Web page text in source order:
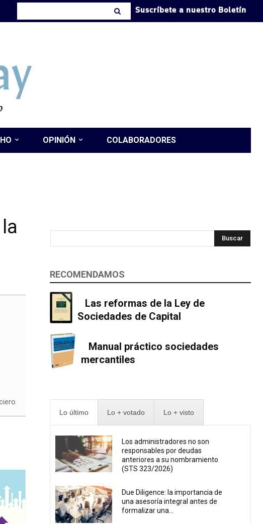
Suscríbete a nuestro Boletín
OPINIÓN COLABORADORES
Buscar
RECOMENDAMOS
Las reformas de la Ley de
Sociedades de Capital
Manual práctico sociedades
mercantiles
Lo último Lo + votado Lo + visto
Los administradores no son
responsables por deudas
anteriores a su nombramiento
(STS 323/2026)
Due Diligence: la importancia de
una asesoría integral antes de
formalizar una...